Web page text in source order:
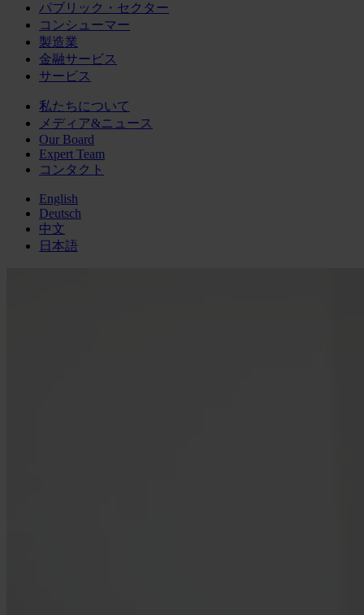
パブリック・セクター
コンシューマー
製造業
金融サービス
サービス
私たちについて
メディア&ニュース
Our Board
Expert Team
コンタクト
English
Deutsch
中文
日本語